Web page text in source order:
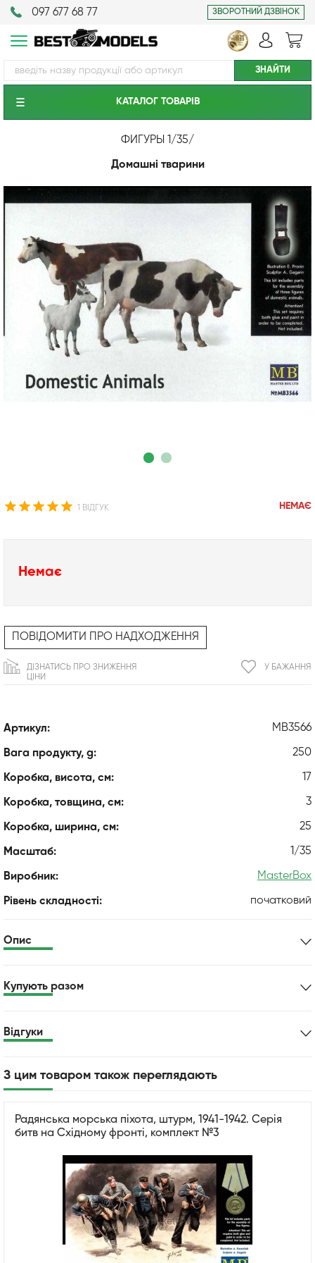
097 677 68 77 ЗВОРОТНИЙ ДЗВІНОК
КАТАЛОГ ТОВАРIВ
ФИГУРЫ 1/35/
Домашні тварини
1 ВІДГУК НЕМАЄ
Артикул: MB3566
Вага продукту, g: 250
Коробка, висота, см: 17
Коробка, товщина, см: 3
Коробка, ширина, см: 25
Масштаб: 1/35
Виробник: MasterBox
Рівень складності: початковий
Немає
ПОВІДОМИТИ ПРО НАДХОДЖЕННЯ
У БАЖАННЯ
ДІЗНАТИСЬ ПРО ЗНИЖЕННЯ
ЦІНИ
Опис
Купують разом
Відгуки
З цим товаром також переглядають
Радянська морська піхота, штурм, 1941-1942. Серія
битв на Східному фронті, комплект №3